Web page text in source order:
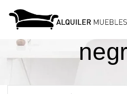
Mesa